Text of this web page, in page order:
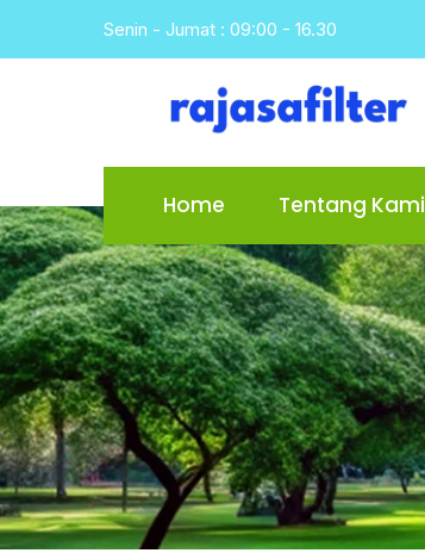
Senin - Jumat : 09:00 - 16.30
Home Tentang Kami